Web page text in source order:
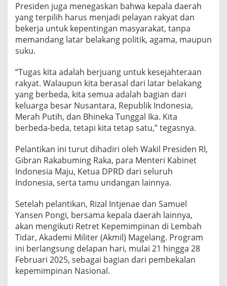
B
u
a
t
i
g
i
Presiden juga menegaskan bahwa kepala daerah
yang terpilih harus menjadi pelayan rakyat dan
bekerja untuk kepentingan masyarakat, tanpa
memandang latar belakang politik, agama, maupun
suku.
“Tugas kita adalah berjuang untuk kesejahteraan
rakyat. Walaupun kita berasal dari latar belakang
yang berbeda, kita semua adalah bagian dari
keluarga besar Nusantara, Republik Indonesia,
Merah Putih, dan Bhineka Tunggal Ika. Kita
berbeda-beda, tetapi kita tetap satu,” tegasnya.
Pelantikan ini turut dihadiri oleh Wakil Presiden RI,
Gibran Rakabuming Raka, para Menteri Kabinet
Indonesia Maju, Ketua DPRD dari seluruh
Indonesia, serta tamu undangan lainnya.
Setelah pelantikan, Rizal Intjenae dan Samuel
Yansen Pongi, bersama kepala daerah lainnya,
akan mengikuti Retret Kepemimpinan di Lembah
Tidar, Akademi Militer (Akmil) Magelang. Program
ini berlangsung delapan hari, mulai 21 hingga 28
Februari 2025, sebagai bagian dari pembekalan
kepemimpinan Nasional.